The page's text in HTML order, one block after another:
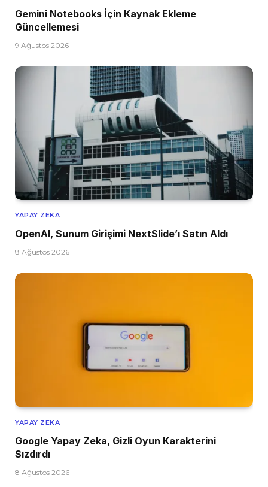
Gemini Notebooks İçin Kaynak Ekleme
Güncellemesi
9 Ağustos 2026
YAPAY ZEKA
OpenAI, Sunum Girişimi NextSlide’ı Satın Aldı
8 Ağustos 2026
YAPAY ZEKA
Google Yapay Zeka, Gizli Oyun Karakterini
Sızdırdı
8 Ağustos 2026